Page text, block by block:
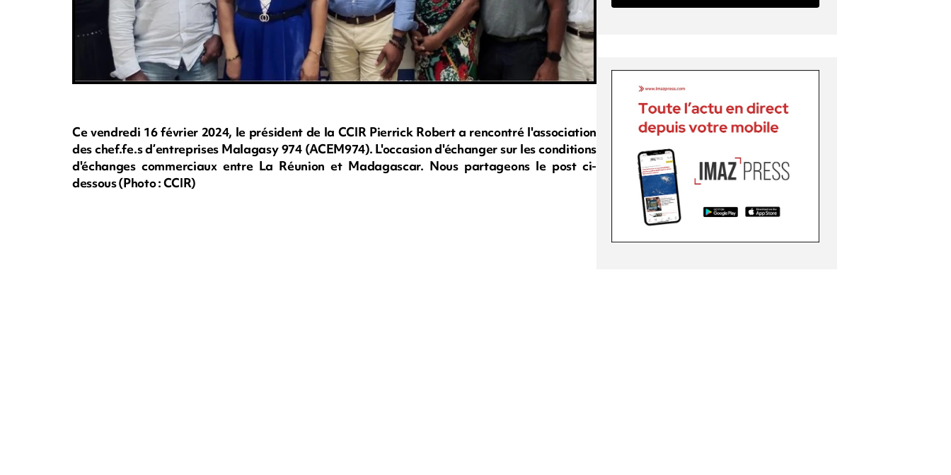
Ce vendredi 16 février 2024, le président de la CCIR Pierrick Robert a rencontré l'association
des chef.fe.s d’entreprises Malagasy 974 (ACEM974). L'occasion d'échanger sur les conditions
d'échanges commerciaux entre La Réunion et Madagascar. Nous partageons le post ci-
dessous (Photo : CCIR)